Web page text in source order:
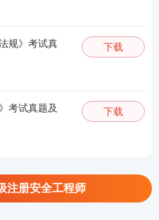
规》考试真
下载
考试真题及
下载
注册安全工程师